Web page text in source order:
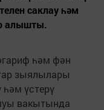
саклау һәм
алышты.
һәм фән
зыялылары
һәм үстерү
вакытында